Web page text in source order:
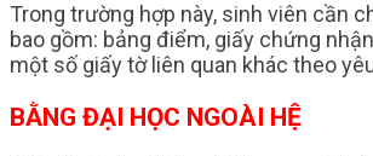
Trong trường hợp này, sinh viên cần
bao gồm: bảng điểm, giấy chứng
một số giấy tờ liên quan khác theo
BẰNG ĐẠI HỌC NGOÀI HỆ